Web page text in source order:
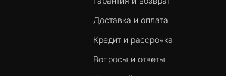
Доставка и оплата
Кредит и рассрочка
Вопросы и ответы